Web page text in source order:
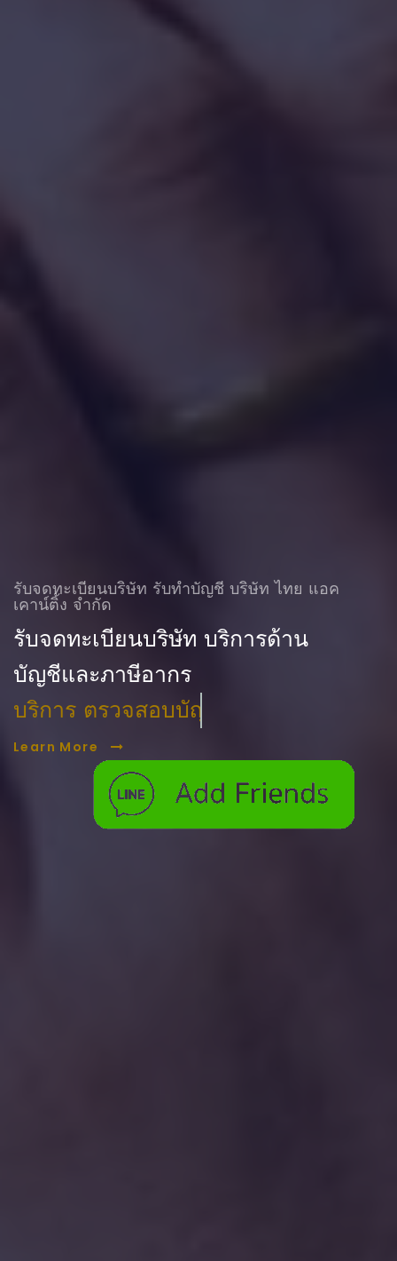
รับจดทะเบียนบริษัท รับทําบัญชี บริษัท ไทย แอค
เคาน์ติ้ง จำกัด
รับจดทะเบียนบริษัท บริการด้าน
บัญชีและภาษีอากร
บริการ ตรวจสอบบัญชี
Learn More